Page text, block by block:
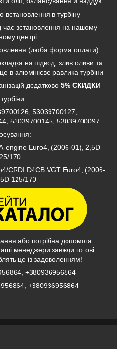
встановлення в турбіну
час встановлення на нашому
центрі
(люба форма оплати)
на підвод, злив оливи та
в алюмінієве равлика турбіни
додатково 5% СКИДКИ
53039700127,
53039700145, 53039700097
engine Euro4, (2006-01), 2,5D
170
CRDI D4CB VGT Euro4, (2006-
125/170
або потрібна допомога
менеджери завжди готові
це із задоволенням!
+380936956864
+380936956864